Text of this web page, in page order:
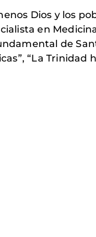
Dios y los
en
de
“La Trinidad